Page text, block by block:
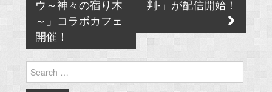
ウ～神々の宿り木
～」コラボカフェ
開催！
判-」が配信開始！
for: